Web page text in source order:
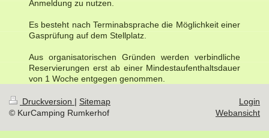
Anmeldung zu nutzen.
Es besteht nach Terminabsprache die Möglichkeit einer
Gasprüfung auf dem Stellplatz.
Aus organisatorischen Gründen werden verbindliche
Reservierungen erst ab einer Mindestaufenthaltsdauer
von 1 Woche entgegen genommen.
Druckversion | Sitemap
© KurCamping Rumkerhof
Login
Webansicht